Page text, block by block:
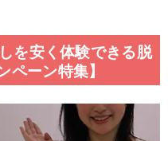
を安く体験できる脱
ペーン特集】